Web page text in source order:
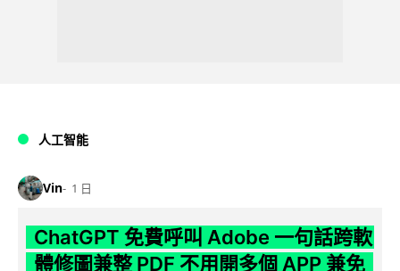
人工智能
Vin 1 日
ChatGPT 免費呼叫 Adobe 一句話跨軟
體修圖兼整 PDF 不用開多個 APP 兼免